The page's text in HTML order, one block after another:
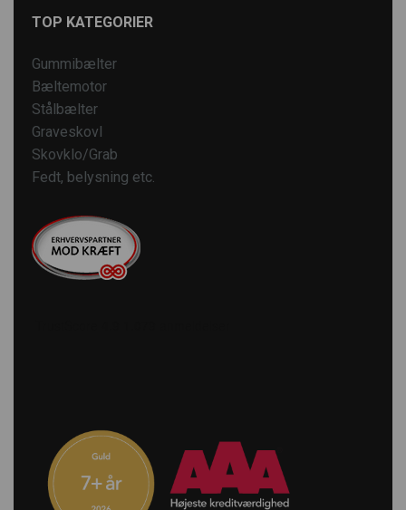
TOP KATEGORIER
Gummibælter
Bæltemotor
Stålbælter
Graveskovl
Skovklo/Grab
Fedt, belysning etc.